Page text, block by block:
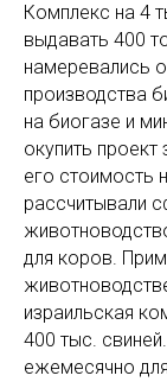
Комплекс на 4
выдавать 400
намеревались
производства
на биогазе и
окупить проект
его стоимость
рассчитывали
для коров.
израильская
400 тыс.
ежемесячно